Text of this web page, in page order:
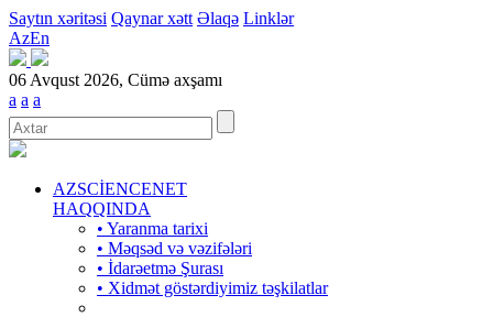
Saytın xəritəsi Qaynar xətt Əlaqə Linklər
AzEn
06 Avqust 2026, Cümə axşamı
a a a
AZSCİENCENET
HAQQINDA
• Yaranma tarixi
• Məqsəd və vəzifələri
• İdarəetmə Şurası
• Xidmət göstərdiyimiz təşkilatlar